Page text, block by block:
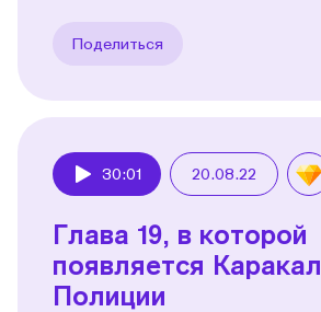
Поделиться
30:01 20.08.22
Глава 19, в которой
появляется Каракал
Полиции